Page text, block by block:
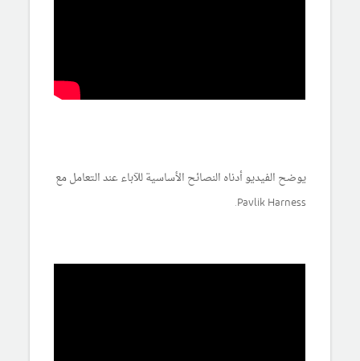
يوضح الفيديو أدناه النصائح الأساسية للآباء عند التعامل مع
Pavlik Harness.